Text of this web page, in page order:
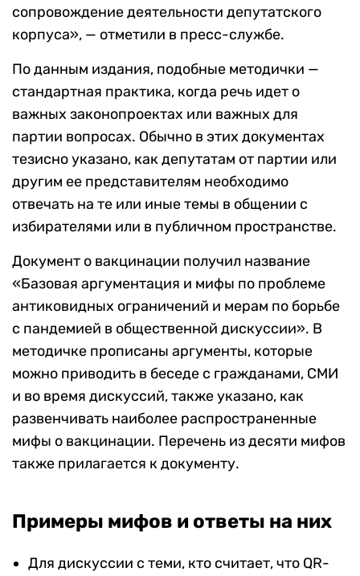
сопровождение деятельности депутатского
корпуса», — отметили в пресс-службе.
По данным издания, подобные методички —
стандартная практика, когда речь идет о
важных законопроектах или важных для
партии вопросах. Обычно в этих документах
тезисно указано, как депутатам от партии или
другим ее представителям необходимо
отвечать на те или иные темы в общении с
избирателями или в публичном пространстве.
Документ о вакцинации получил название
«Базовая аргументация и мифы по проблеме
антиковидных ограничений и мерам по борьбе
с пандемией в общественной дискуссии». В
методичке прописаны аргументы, которые
можно приводить в беседе с гражданами, СМИ
и во время дискуссий, также указано, как
развенчивать наиболее распространенные
мифы о вакцинации. Перечень из десяти мифов
также прилагается к документу.
Примеры мифов и ответы на них
Для дискуссии с теми, кто считает, что QR-